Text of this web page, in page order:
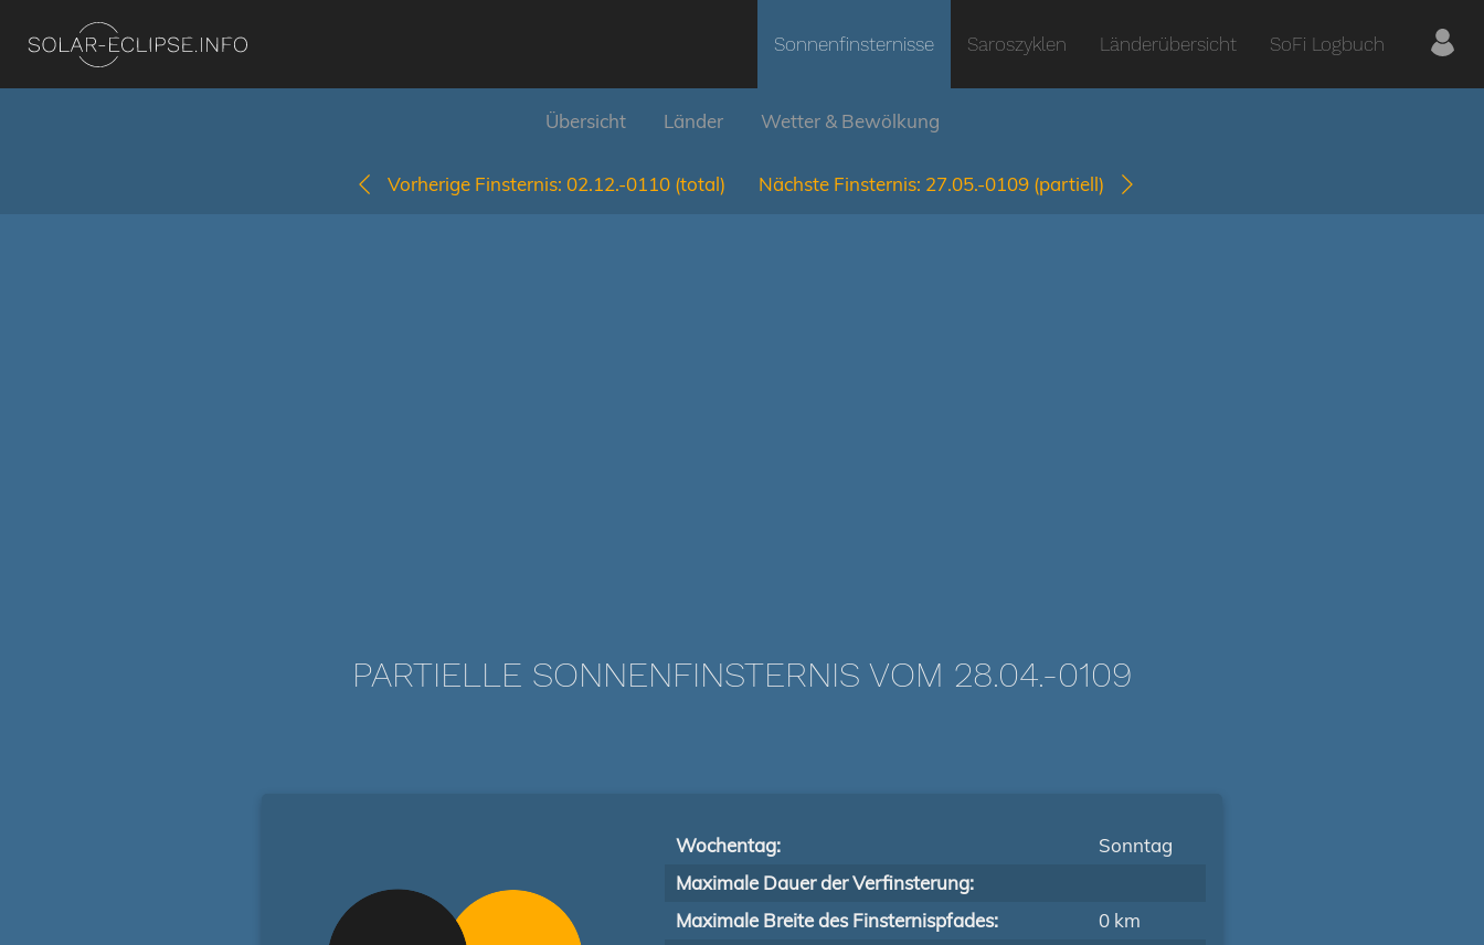
Sonnenfinsternisse Saroszyklen Länderübersicht SoFi Logbuch
Übersicht Länder Wetter & Bewölkung
Vorherige Finsternis: 02.12.-0110 (total) Nächste Finsternis: 27.05.-0109 (partiell)
PARTIELLE SONNENFINSTERNIS VOM 28.04.-0109
Wochentag:
Sonntag
Maximale Dauer der Verfinsterung:
Maximale Breite des Finsternispfades:
0 km